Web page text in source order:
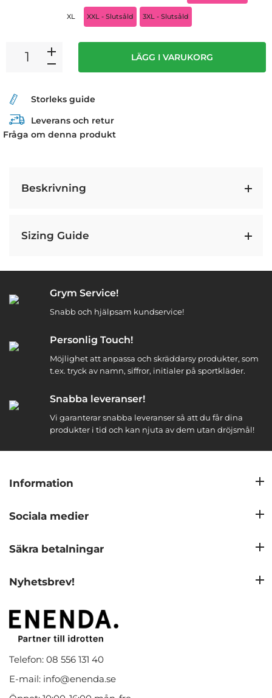
XL XXL - Slutsåld 3XL - Slutsåld
LÄGG I VARUKORG
Storleks guide
Leverans och retur
Fråga om denna produkt
Beskrivning
Sizing Guide
Grym Service!
Snabb och hjälpsam kundservice!
Personlig Touch!
Möjlighet att anpassa och skräddarsy produkter, som
t.ex. tryck av namn, siffror, initialer på sportkläder.
Snabba leveranser!
Vi garanterar snabba leveranser så att du får dina
produkter i tid och kan njuta av dem utan dröjsmål!
Telefon: 08 556 131 40
E-mail: info@enenda.se
Information
Sociala medier
Säkra betalningar
Nyhetsbrev!